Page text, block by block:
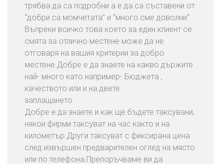
трябва да са подробни а е да са съставени от
“добри са момчетата” и “много сме доволни”
Въпреки всичко това което за един клиент се
смята за отлично местене може да не
отговаря на вашия критерии за добро
местене.Добре е да знаете на какво държите
най- много като например- Бюджета ,
качеството или и на двете.
заплащането
Добре е да знаете и как ще бъдете таксувани,
някои фирми таксуват на час както и на
километър.Други таксуват с фиксирана цена
след извършен предварителен оглед на място
или по телефона.Препоръчваме ви да